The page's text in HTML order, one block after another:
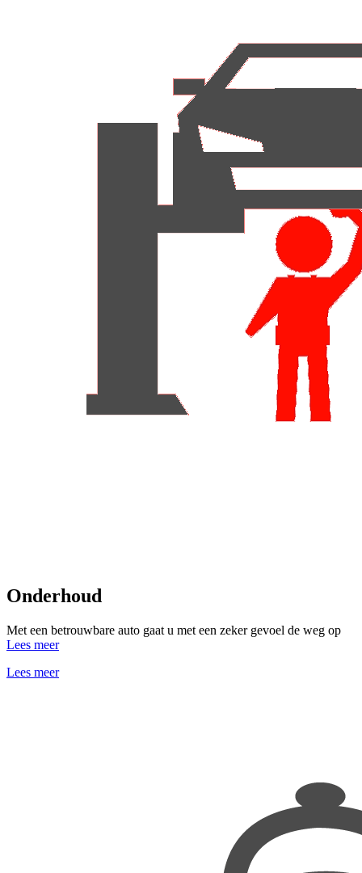
Onderhoud
Met een betrouwbare auto gaat u met een zeker gevoel de weg op
Lees meer
Lees meer